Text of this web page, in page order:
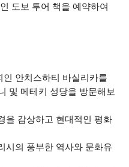
도보 투어 책을 예약하여
안치스하티 바실리카를
및 메테키 성당을 방문해보
을 감상하고 현대적인 평화
시의 풍부한 역사와 문화유